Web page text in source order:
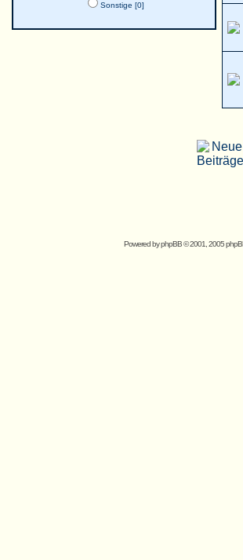
Sonstige [0]
Powered byphpBB© 2001, 2005